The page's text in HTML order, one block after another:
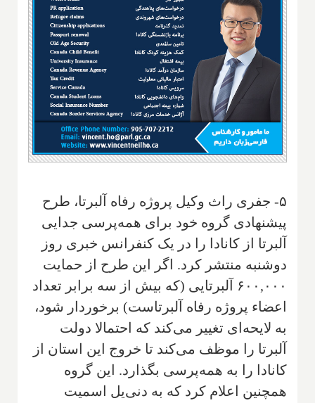
۵- جفری راث وکیل پروژه رفاه آلبرتا، طرح
پیشنهادی گروه خود برای همه‌پرسی جدایی
آلبرتا از کانادا را در یک کنفرانس خبری روز
دوشنبه منتشر کرد. اگر این طرح از حمایت
۶۰۰,۰۰۰ آلبرتایی (که بیش از سه برابر تعداد
اعضاء پروژه رفاه آلبرتاست) برخوردار شود،
به لایحه‌ای تغییر می‌کند که احتمالا دولت
آلبرتا را موظف می‌کند تا خروج این استان از
کانادا را به همه‌پرسی بگذارد. این گروه
همچنین اعلام کرد که به دنی‌یل اسمیت